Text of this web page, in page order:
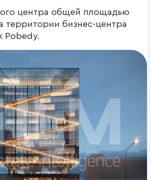
центра общей площадью
территории бизнес-центра
Pobedy.